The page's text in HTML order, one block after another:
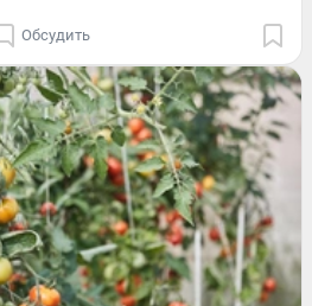
Обсудить